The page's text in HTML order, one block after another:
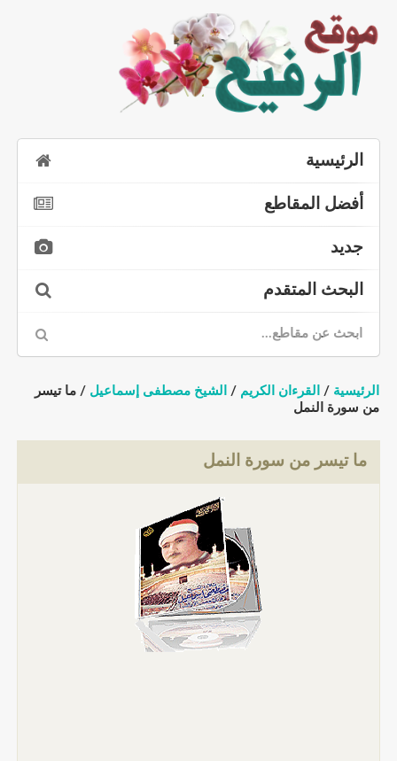
الرئيسية
أفضل المقاطع
جديد
البحث المتقدم
الرئيسية / القرءان الكريم / الشيخ مصطفى إسماعيل / ما تيسر
من سورة النمل
ما تيسر من سورة النمل